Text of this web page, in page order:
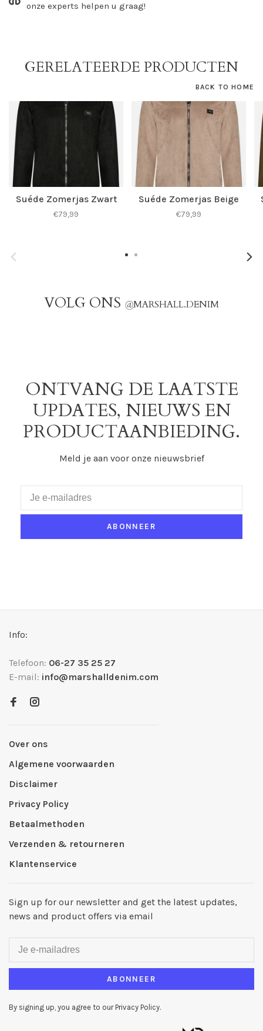
onze experts helpen u graag!
GERELATEERDE PRODUCTEN
BACK TO HOME
Suéde Zomerjas Zwart
€79,99
Suéde Zomerjas Beige
€79,99
VOLG ONS @MARSHALL.DENIM
ONTVANG DE LAATSTE
UPDATES, NIEUWS EN
PRODUCTAANBIEDING.
Meld je aan voor onze nieuwsbrief
ABONNEER
Info:
Telefoon: 06-27 35 25 27
E-mail: info@marshalldenim.com
Over ons
Algemene voorwaarden
Disclaimer
Privacy Policy
Betaalmethoden
Verzenden & retourneren
Klantenservice
Sign up for our newsletter and get the latest updates,
news and product offers via email
ABONNEER
By signing up, you agree to our Privacy Policy.